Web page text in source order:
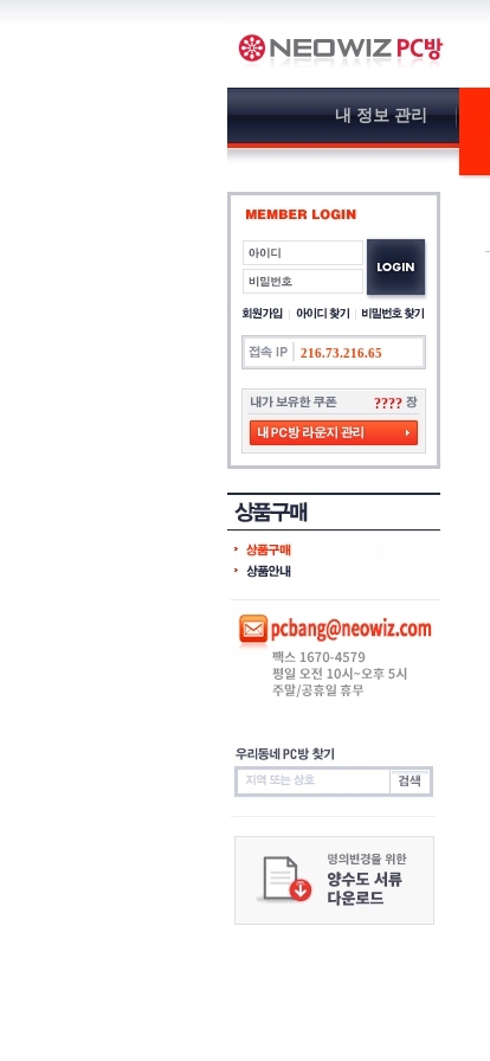
내 정보 관리
216.73.216.65
????